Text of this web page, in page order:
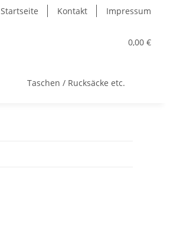
Startseite Kontakt Impressum
0,00 €
Taschen / Rucksäcke etc.